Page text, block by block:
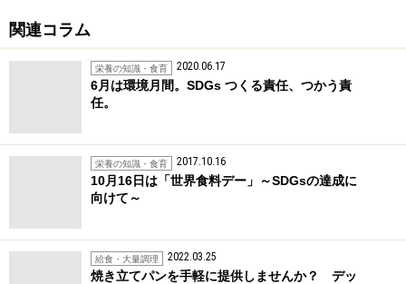
関連コラム
栄養の知識・食育 2020.06.17
6月は環境月間。SDGs つくる責任、つかう責
任。
栄養の知識・食育 2017.10.16
10月16日は「世界食料デー」～SDGsの達成に
向けて～
給食・大量調理 2022.03.25
焼き立てパンを手軽に提供しませんか？ デッ